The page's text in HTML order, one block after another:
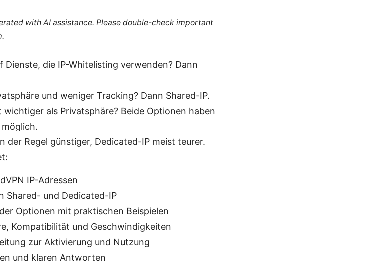
with AI assistance. Please double-check important
Dienste, die IP-Whitelisting verwenden? Dann
und weniger Tracking? Dann Shared-IP.
als Privatsphäre? Beide Optionen haben
der Regel günstiger, Dedicated-IP meist teurer.
IP-Adressen
Shared- und Dedicated-IP
Optionen mit praktischen Beispielen
Kompatibilität und Geschwindigkeiten
zur Aktivierung und Nutzung
und klaren Antworten